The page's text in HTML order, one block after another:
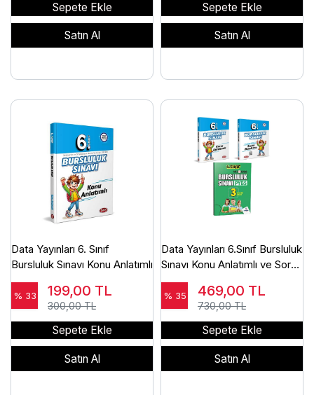
Sepete Ekle
Satın Al
Sepete Ekle
Satın Al
Data Yayınları 6. Sınıf
Bursluluk Sınavı Konu Anlatımlı
% 33 199,00 TL
300,00 TL
Sepete Ekle
Satın Al
Data Yayınları 6.Sınıf Bursluluk
Sınavı Konu Anlatımlı ve Soru
Bankası+3 Deneme
% 35 469,00 TL
730,00 TL
Sepete Ekle
Satın Al